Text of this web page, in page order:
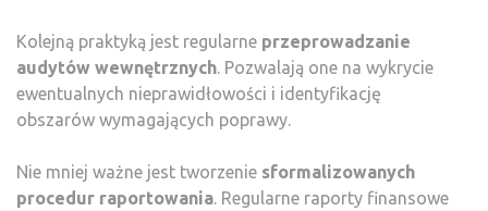
Kolejną praktyką jest regularne przeprowadzanie
audytów wewnętrznych. Pozwalają one na wykrycie
ewentualnych nieprawidłowości i identyfikację
obszarów wymagających poprawy.
Nie mniej ważne jest tworzenie sformalizowanych
procedur raportowania. Regularne raporty finansowe